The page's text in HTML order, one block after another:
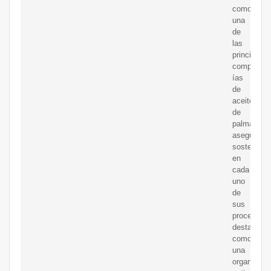
como
una
de
las
principales
compa?
ías
de
aceite
de
palma,
en
cada
uno
de
sus
procesos,
como
una